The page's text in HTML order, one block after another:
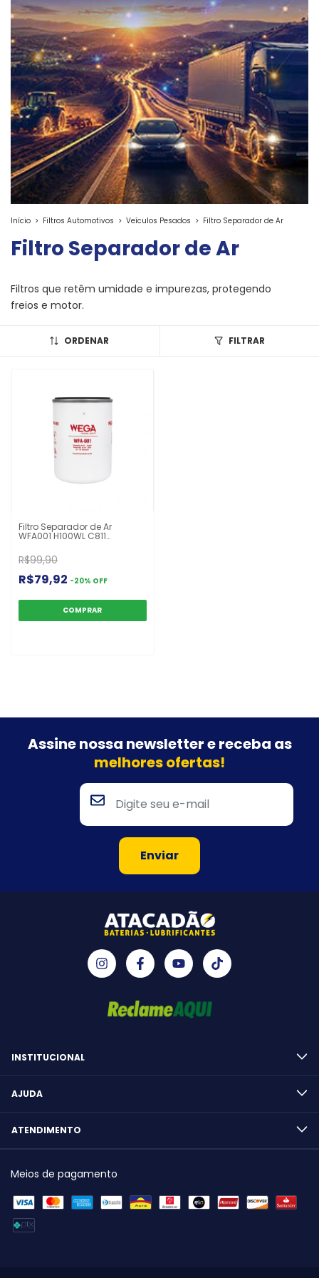
Início > Filtros Automotivos > Veículos Pesados > Filtro Separador de Ar
Filtro Separador de Ar
Filtros que retêm umidade e impurezas, protegendo
freios e motor.
ORDENAR FILTRAR
Filtro Separador de Ar
WFA001 H100WL C811
503139396 2Z0616787
2Z0611941 16866587 Cargo
Constellation
R$99,90
R$79,92 -20% OFF
Assine nossa newsletter ereceba as
melhores ofertas!
INSTITUCIONAL
AJUDA
ATENDIMENTO
Meios de pagamento